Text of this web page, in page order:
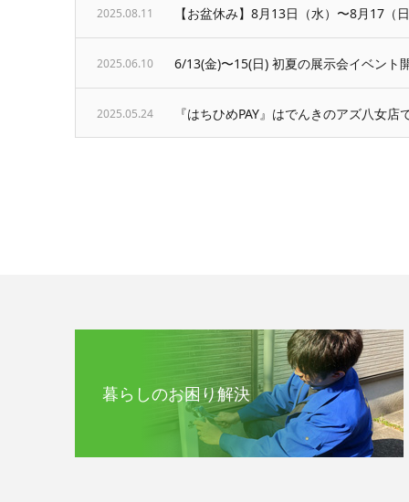
2025.08.11 【お盆休み】8月13日（水）〜8月17（
2025.06.10 6/13(金)〜15(日) 初夏の展示会イベント
2025.05.24 『はちひめPAY』はでんきのアズ八女
暮らしのお困り解決